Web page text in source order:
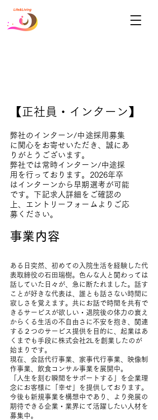
【正社員・インターン】
弊社のインターン/中途採用募集
に関心をお寄せいただき、誠にあ
りがとうございます。
弊社では常時インターン/中途採
用を行っております。2026年卒
はインターンから早期選考が可能
です。下記求人詳細をご確認の
上、エントリーフォームよりご応
募ください。
事業内容
ある日突然、初めての入院生活を経験した代
表取締役の石田瑞樹。色んな人と関わっては
話していた日々が、急に断たれました。話す
ことが好きな代表は、誰とも話さない時間に
寂しさを覚えます。共にお話で時間を共有で
きるサービスが欲しい・退院後の体力の衰え
からくる生活の不自由さに不安を抱き、関連
する２つのサービス提供を目的に、起業はあ
くまでも手段に株式会社2Lを創業したのが
始まりです。
現在、会話代行事業、家事代行事業、映像制
作事業、飲食コンサル事業を展開中。
「人生を刻む瞬間をサポートする」を企業理
念にお客様に「幸せ」を提供しております。
今後も新規事業を構想中であり、より発展の
期待できる企業・業界にて活躍したい人材を
募集中。